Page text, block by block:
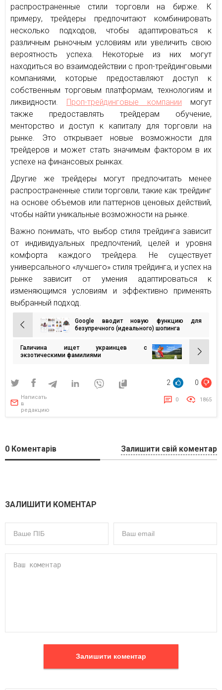
распространенные стили торговли на бирже. К
примеру, трейдеры предпочитают комбинировать
несколько подходов, чтобы адаптироваться к
различным рыночным условиям или увеличить свою
вероятность успеха. Некоторые из них могут
находиться во взаимодействии с проп-трейдинговыми
компаниями, которые предоставляют доступ к
собственным торговым платформам, технологиям и
ликвидности. Проп-трейдинговые компании могут
также предоставлять трейдерам обучение,
менторство и доступ к капиталу для торговли на
рынке. Это открывает новые возможности для
трейдеров и может стать значимым фактором в их
успехе на финансовых рынках.
Другие же трейдеры могут предпочитать менее
распространенные стили торговли, такие как трейдинг
на основе объемов или паттернов ценовых действий,
чтобы найти уникальные возможности на рынке.
Важно понимать, что выбор стиля трейдинга зависит
от индивидуальных предпочтений, целей и уровня
комфорта каждого трейдера. Не существует
универсального «лучшего» стиля трейдинга, и успех на
рынке зависит от умения адаптироваться к
изменяющимся условиям и эффективно применять
выбранный подход.
Навигация
по
записям
Google вводит новую функцию для
безупречного (идеального) шопинга
Галичина ищет украинцев с
экзотическими фамилиями
2 0
Написать
в
редакцию
0 1865
0 Коментарів Залишити свій коментар
ЗАЛИШИТИ КОМЕНТАР
Залишити коментар